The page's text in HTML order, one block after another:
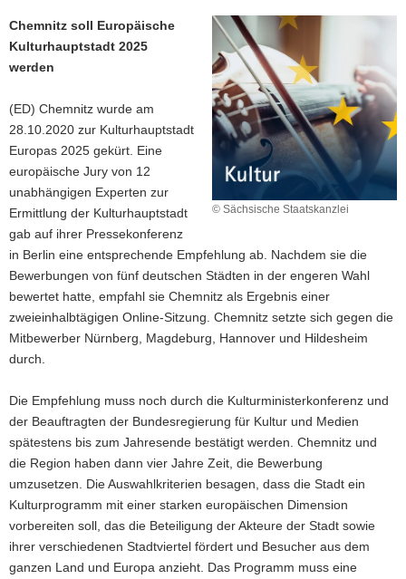
© Sächsische Staatskanzlei
Chemnitz soll Europäische
Kulturhauptstadt 2025
werden
(ED) Chemnitz wurde am
28.10.2020 zur Kulturhauptstadt
Europas 2025 gekürt. Eine
europäische Jury von 12
unabhängigen Experten zur
Ermittlung der Kulturhauptstadt
gab auf ihrer Pressekonferenz
in Berlin eine entsprechende Empfehlung ab. Nachdem sie die
Bewerbungen von fünf deutschen Städten in der engeren Wahl
bewertet hatte, empfahl sie Chemnitz als Ergebnis einer
zweieinhalbtägigen Online-Sitzung. Chemnitz setzte sich gegen die
Mitbewerber Nürnberg, Magdeburg, Hannover und Hildesheim
durch.
Die Empfehlung muss noch durch die Kulturministerkonferenz und
der Beauftragten der Bundesregierung für Kultur und Medien
spätestens bis zum Jahresende bestätigt werden. Chemnitz und
die Region haben dann vier Jahre Zeit, die Bewerbung
umzusetzen. Die Auswahlkriterien besagen, dass die Stadt ein
Kulturprogramm mit einer starken europäischen Dimension
vorbereiten soll, das die Beteiligung der Akteure der Stadt sowie
ihrer verschiedenen Stadtviertel fördert und Besucher aus dem
ganzen Land und Europa anzieht. Das Programm muss eine